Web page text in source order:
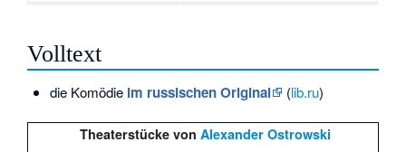
Volltext
die Komödie im russischen Original (lib.ru)
Theaterstücke von Alexander Ostrowski